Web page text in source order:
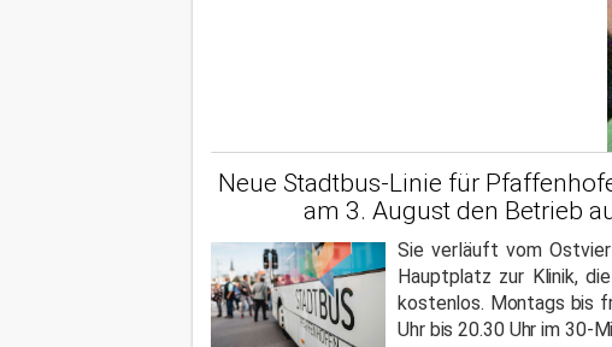
Neue Stadtbus-Linie für
am 3. August den Betrieb
Sie verläuft vom
Hauptplatz zur Klinik,
kostenlos. Montags bis
Uhr bis 20.30 Uhr im 30-